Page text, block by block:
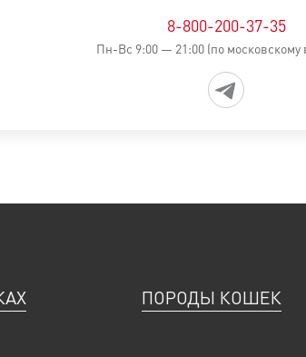
%, Минеральные вещества: 5,9 %,
8-800-200-37-35
Пн-Вс 9:00 — 21:00 (по московскому
ПОРОДЫ КОШЕК